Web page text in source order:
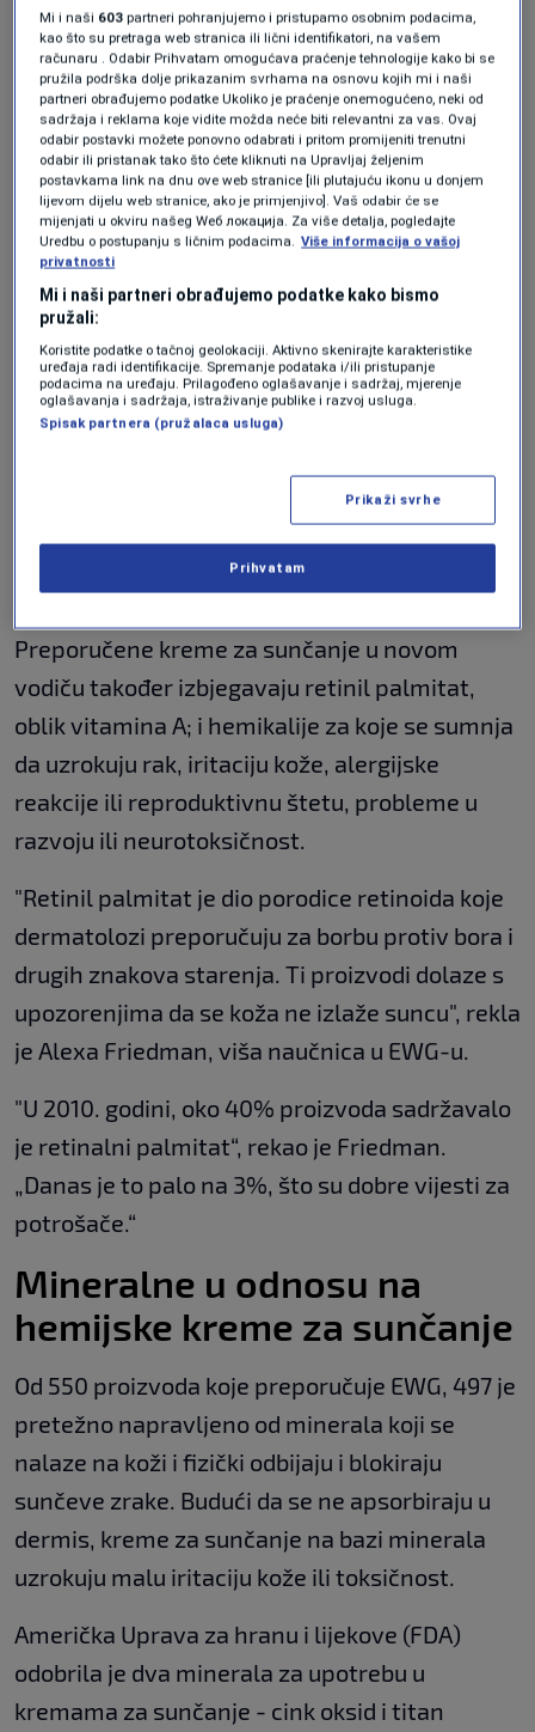
od 50+ ili koristiti marketinške tvrdnje koje su
na saveznoj razini zabranjene, poput "
vodootporno".
Potrošače često privlače skuplji proizvodi koji
dostižu nivoe SPF-a i do 100+, za koje se tvrdi
da blokiraju 99% UVB zraka. Ipak, postoji mala
razlika u efikasnosti - jeftinija krema za
sunčanje sa SPF-om 50+ može blokirati 98%
zraka, prema izvještaju.
Za neke proizvode, SPF brojevi mogu biti i
napuhani.Recenzirana studija
naučnici EWG-a otkrila je da kreme za
sunčanje u prosjeku pružaju samo četvrtinu
UVA zaštite i 59% UVB zaštite navedene na
etiketama.
Preporučene kreme za sunčanje u novom
vodiču također izbjegavaju retinil palmitat,
oblik vitamina A; i hemikalije za koje se sumnja
da uzrokuju rak, iritaciju kože, alergijske
reakcije ili reproduktivnu štetu, probleme u
razvoju ili neurotoksičnost.
"Retinil palmitat je dio porodice retinoida koje
dermatolozi preporučuju za borbu protiv bora i
drugih znakova starenja. Ti proizvodi dolaze s
upozorenjima da se koža ne izlaže suncu", rekla
je Alexa Friedman, viša naučnica u EWG-u.
"U 2010. godini, oko 40% proizvoda sadržavalo
je retinalni palmitat“, rekao je Friedman.
„Danas je to palo na 3%, što su dobre vijesti za
potrošače.“
Mineralne u odnosu na
hemijske kreme za sunčanje
Od 550 proizvoda koje preporučuje EWG, 497 je
pretežno napravljeno od minerala koji se
nalaze na koži i fizički odbijaju i blokiraju
sunčeve zrake. Budući da se ne apsorbiraju u
dermis, kreme za sunčanje na bazi minerala
uzrokuju malu iritaciju kože ili toksičnost.
Američka Uprava za hranu i lijekove (FDA)
odobrila je dva minerala za upotrebu u
kremama za sunčanje - cink oksid i titan
Mi i naši 603 partneri pohranjujemo i pristupamo osobnim podacima,
kao što su pretraga web stranica ili lični identifikatori, na vašem
računaru . Odabir Prihvatam omogućava praćenje tehnologije kako bi se
pružila podrška dolje prikazanim svrhama na osnovu kojih mi i naši
partneri obrađujemo podatke Ukoliko je praćenje onemogućeno, neki od
sadržaja i reklama koje vidite možda neće biti relevantni za vas. Ovaj
odabir postavki možete ponovno odabrati i pritom promijeniti trenutni
odabir ili pristanak tako što ćete kliknuti na Upravljaj željenim
postavkama link na dnu ove web stranice [ili plutajuću ikonu u donjem
lijevom dijelu web stranice, ako je primjenjivo]. Vaš odabir će se
mijenjati u okviru našeg Wеб локација. Za više detalja, pogledajte
Uredbu o postupanju s ličnim podacima. Više informacija o vašoj
privatnosti
Mi i naši partneri obrađujemo podatke kako bismo
pružali:
Koristite podatke o tačnoj geolokaciji. Aktivno skenirajte karakteristike
uređaja radi identifikacije. Spremanje podataka i/ili pristupanje
podacima na uređaju. Prilagođeno oglašavanje i sadržaj, mjerenje
oglašavanja i sadržaja, istraživanje publike i razvoj usluga.
Spisak partnera (pružalaca usluga)
Prikaži svrhe
Prihvatam